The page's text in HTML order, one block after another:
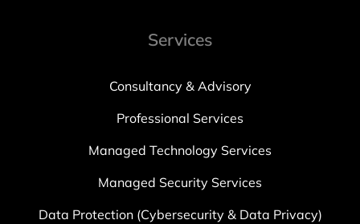
Services
Consultancy & Advisory
Professional Services
Managed Technology Services
Managed Security Services
Data Protection (Cybersecurity & Data Privacy)